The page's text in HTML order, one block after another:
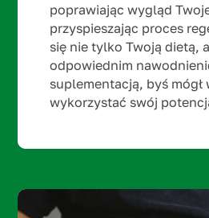
poprawiając wygląd
przyspieszając proces
się nie tylko Twoją dietą,
odpowiednim
suplementacją, byś mógł
wykorzystać swój